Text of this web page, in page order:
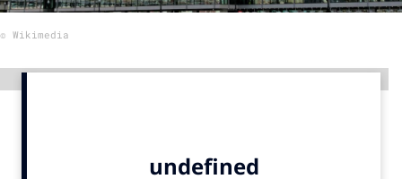
Academy
© Wikimedia